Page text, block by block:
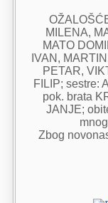
MILENA,
MATO
IVAN,
PETAR,
FILIP; sestre:
pok. brata
JANJE;
Zbog